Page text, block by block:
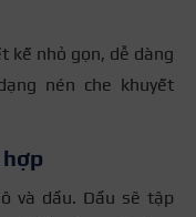
kế nhỏ gọn, dễ dàng
nén che khuyết
và dầu. Dầu sẽ tập